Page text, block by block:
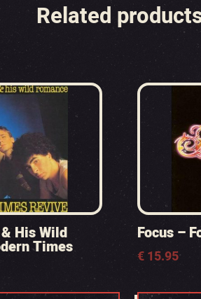
Related
His Wild
Times
Focus –
€15.95